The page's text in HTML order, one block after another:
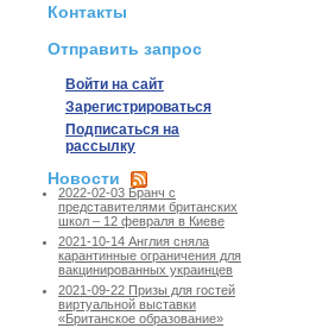
Контакты
Отправить запрос
Войти на сайт
Зарегистрироваться
Подписаться на
рассылку
Новости
2022-02-03 Бранч с
представителями британских
школ – 12 февраля в Киеве
2021-10-14 Англия сняла
карантинные ограничения для
вакцинированных украинцев
2021-09-22 Призы для гостей
виртуальной выставки
«Британское образование»